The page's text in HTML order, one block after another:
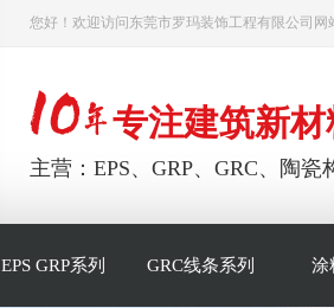
您好！欢迎访问东莞市罗玛装饰工程有限公司网
专注建筑新
主营：EPS、GRP、GRC、陶
EPS GRP系列 GRC线条系列 涂